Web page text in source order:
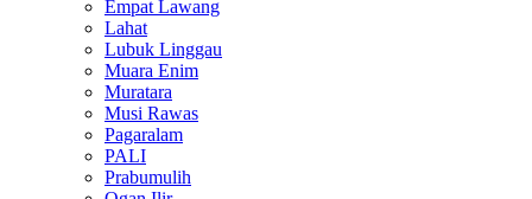
Empat Lawang
Lahat
Lubuk Linggau
Muara Enim
Muratara
Musi Rawas
Pagaralam
PALI
Prabumulih